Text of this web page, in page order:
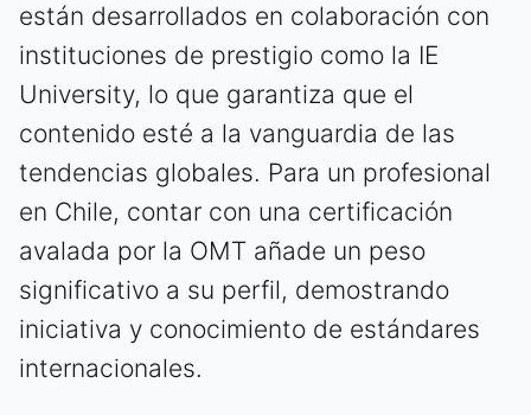
están desarrollados en colaboración con
instituciones de prestigio como la IE
University, lo que garantiza que el
contenido esté a la vanguardia de las
tendencias globales. Para un profesional
en Chile, contar con una certificación
avalada por la OMT añade un peso
significativo a su perfil, demostrando
iniciativa y conocimiento de estándares
internacionales.